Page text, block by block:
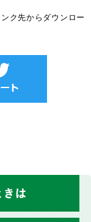
ク先からダウンロー